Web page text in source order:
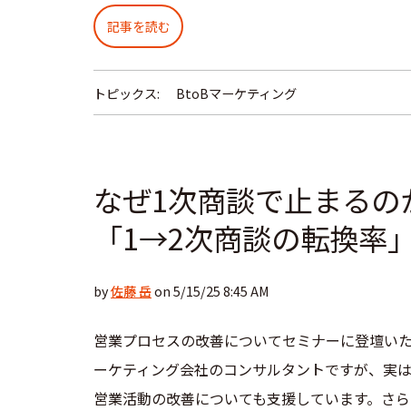
記事を読む
トピックス: BtoBマーケティング
なぜ1次商談で止まる
「1→2次商談の転換率
by佐藤 岳on 5/15/25 8:45 AM
営業プロセスの改善についてセミナーに登壇い
ーケティング会社のコンサルタントですが、実
営業活動の改善についても支援しています。さ